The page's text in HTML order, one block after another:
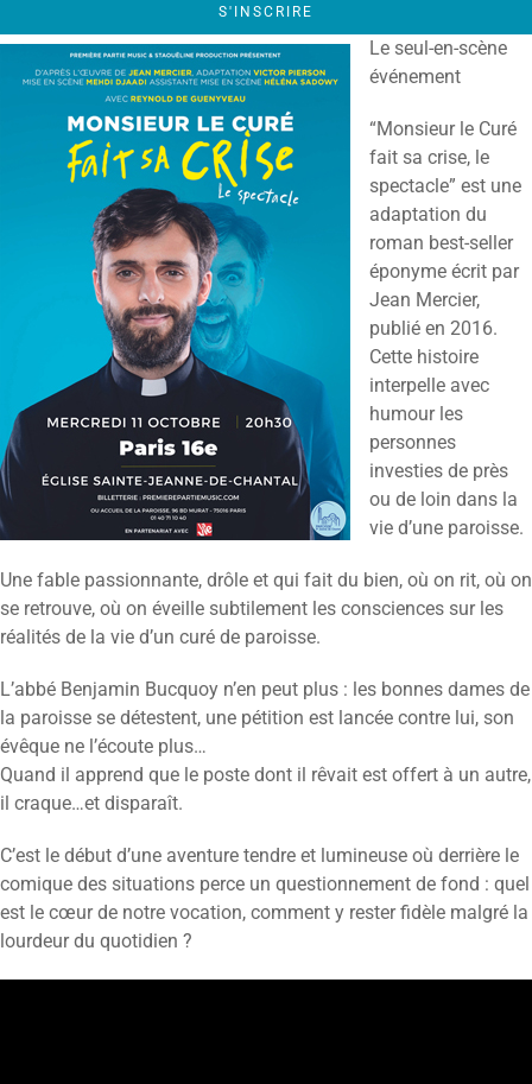
S'INSCRIRE
Le seul-en-scène
événement
“Monsieur le Curé
fait sa crise, le
spectacle” est une
adaptation du
roman best-seller
éponyme écrit par
Jean Mercier,
publié en 2016.
Cette histoire
interpelle avec
humour les
personnes
investies de près
ou de loin dans la
vie d’une paroisse.
Une fable passionnante, drôle et qui fait du bien, où on rit, où on
se retrouve, où on éveille subtilement les consciences sur les
réalités de la vie d’un curé de paroisse.
L’abbé Benjamin Bucquoy n’en peut plus : les bonnes dames de
la paroisse se détestent, une pétition est lancée contre lui, son
évêque ne l’écoute plus…
Quand il apprend que le poste dont il rêvait est offert à un autre,
il craque…et disparaît.
C’est le début d’une aventure tendre et lumineuse où derrière le
comique des situations perce un questionnement de fond : quel
est le cœur de notre vocation, comment y rester fidèle malgré la
lourdeur du quotidien ?